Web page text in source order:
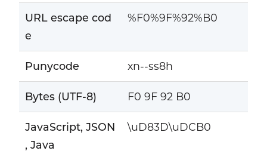
URL escape cod
e
%F0%9F%92%B0
Punycode xn--ss8h
Bytes (UTF-8) F0 9F 92 B0
JavaScript, JSON
, Java
\uD83D\uDCB0